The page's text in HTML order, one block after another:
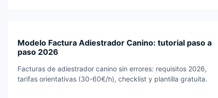
Modelo Factura Adiestrador Canino: tutorial paso a
paso 2026
Facturas de adiestrador canino sin errores: requisitos 2026,
tarifas orientativas (30-60€/h), checklist y plantilla gratuita.